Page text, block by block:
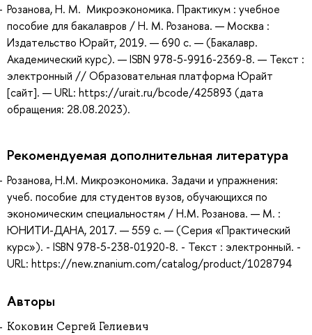
Розанова, Н. М. Микроэкономика. Практикум : учебное
пособие для бакалавров / Н. М. Розанова. — Москва :
Издательство Юрайт, 2019. — 690 с. — (Бакалавр.
Академический курс). — ISBN 978-5-9916-2369-8. — Текст :
электронный // Образовательная платформа Юрайт
[сайт]. — URL: https://urait.ru/bcode/425893 (дата
обращения: 28.08.2023).
Рекомендуемая дополнительная литература
Розанова, Н.М. Микроэкономика. Задачи и упражнения:
учеб. пособие для студентов вузов, обучающихся по
экономическим специальностям / Н.М. Розанова. — М. :
ЮНИТИ-ДАНА, 2017. — 559 с. — (Серия «Практический
курс»). - ISBN 978-5-238-01920-8. - Текст : электронный. -
URL: https://new.znanium.com/catalog/product/1028794
Авторы
Коковин Сергей Гелиевич